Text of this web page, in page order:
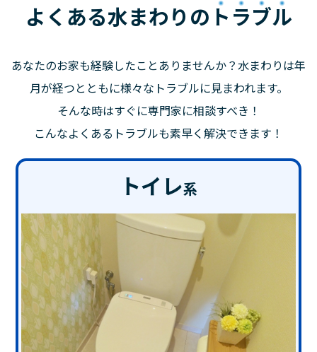
よくある水まわりの トラブル
あなたのお家も経験したことありませんか？水まわりは年
月が経つとともに様々なトラブルに見まわれます。
そんな時はすぐに専門家に相談すべき！
こんなよくあるトラブルも素早く解決できます！
トイレ系